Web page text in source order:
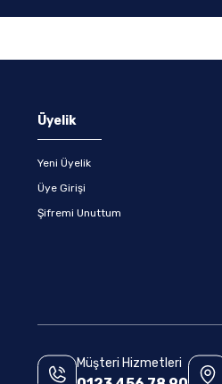
Üyelik
Yeni Üyelik
Üye Girişi
Şifremi Unuttum
Müşteri Hizmetleri